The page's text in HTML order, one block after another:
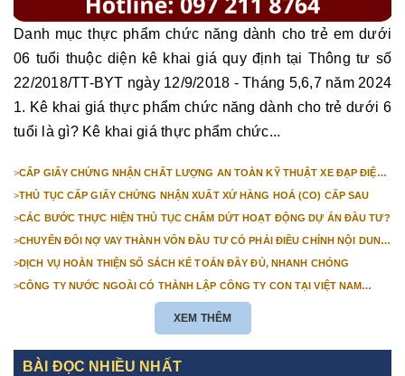
Danh mục thực phẩm chức năng dành cho trẻ em dưới
06 tuổi thuộc diện kê khai giá quy định tại Thông tư số
22/2018/TT-BYT ngày 12/9/2018 - Tháng 5,6,7 năm 2024
1. Kê khai giá thực phẩm chức năng dành cho trẻ dưới 6
tuổi là gì? Kê khai giá thực phẩm chức...
>CẤP GIẤY CHỨNG NHẬN CHẤT LƯỢNG AN TOÀN KỸ THUẬT XE ĐẠP ĐIỆN
NHẬP KHẨU
>THỦ TỤC CẤP GIẤY CHỨNG NHẬN XUẤT XỨ HÀNG HOÁ (CO) CẤP SAU
>CÁC BƯỚC THỰC HIỆN THỦ TỤC CHẤM DỨT HOẠT ĐỘNG DỰ ÁN ĐẦU TƯ?
>CHUYỂN ĐỔI NỢ VAY THÀNH VỐN ĐẦU TƯ CÓ PHẢI ĐIỀU CHỈNH NỘI DUNG
GIẤY CHỨNG NHẬN ĐĂNG KÝ ĐẦU TƯ KHÔNG?
>DỊCH VỤ HOÀN THIỆN SỔ SÁCH KẾ TOÁN ĐẦY ĐỦ, NHANH CHÓNG
>CÔNG TY NƯỚC NGOÀI CÓ THÀNH LẬP CÔNG TY CON TẠI VIỆT NAM
ĐƯỢC KHÔNG? NHỮNG ĐIỀU KIỆN ĐỂ CÔNG TY NƯỚC NGOÀI THÀNH LẬP
XEM THÊM
BÀI ĐỌC NHIỀU NHẤT